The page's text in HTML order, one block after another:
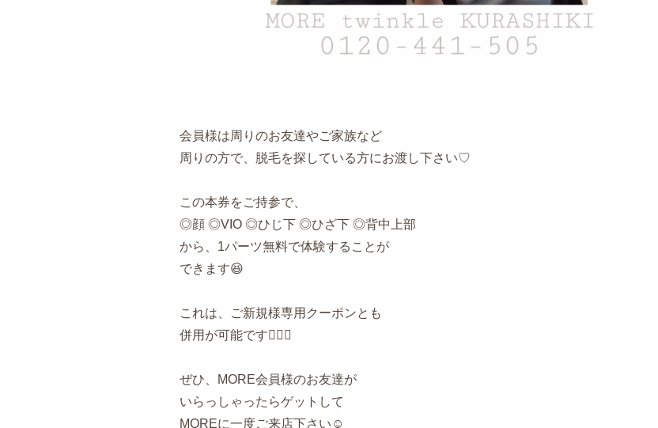
会員様は周りのお友達やご家族など
周りの方で、脱毛を探している方にお渡し下さい♡
この本券をご持参で、
◎顔 ◎VIO ◎ひじ下 ◎ひざ下 ◎背中上部
から、1パーツ無料で体験することが
できます😆
これは、ご新規様専用クーポンとも
併用が可能です🙆🏻‍♀️
ぜひ、MORE会員様のお友達が
いらっしゃったらゲットして
MOREに一度ご来店下さい☺️